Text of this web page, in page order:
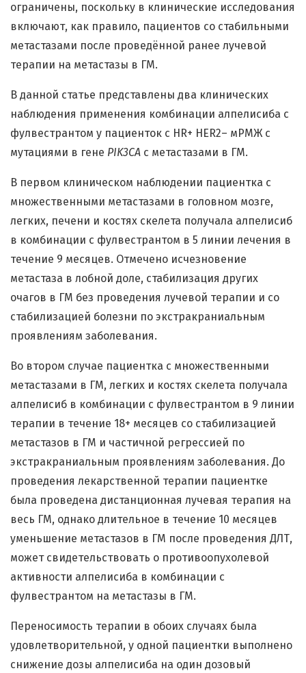
ограничены, поскольку в клинические исследования
включают, как правило, пациентов со стабильными
метастазами после проведённой ранее лучевой
терапии на метастазы в ГМ.
В данной статье представлены два клинических
наблюдения применения комбинации алпелисиба с
фулвестрантом у пациенток с HR+ HER2– мРМЖ с
мутациями в гене PIK3CA с метастазами в ГМ.
В первом клиническом наблюдении пациентка с
множественными метастазами в головном мозге,
легких, печени и костях скелета получала алпелисиб
в комбинации с фулвестрантом в 5 линии лечения в
течение 9 месяцев. Отмечено исчезновение
метастаза в лобной доле, стабилизация других
очагов в ГМ без проведения лучевой терапии и со
стабилизацией болезни по экстракраниальным
проявлениям заболевания.
Во втором случае пациентка с множественными
метастазами в ГМ, легких и костях скелета получала
алпелисиб в комбинации с фулвестрантом в 9 линии
терапии в течение 18+ месяцев со стабилизацией
метастазов в ГМ и частичной регрессией по
экстракраниальным проявлениям заболевания. До
проведения лекарственной терапии пациентке
была проведена дистанционная лучевая терапия на
весь ГМ, однако длительное в течение 10 месяцев
уменьшение метастазов в ГМ после проведения ДЛТ,
может свидетельствовать о противоопухолевой
активности алпелисиба в комбинации с
фулвестрантом на метастазы в ГМ.
Переносимость терапии в обоих случаях была
удовлетворительной, у одной пациентки выполнено
снижение дозы алпелисиба на один дозовый